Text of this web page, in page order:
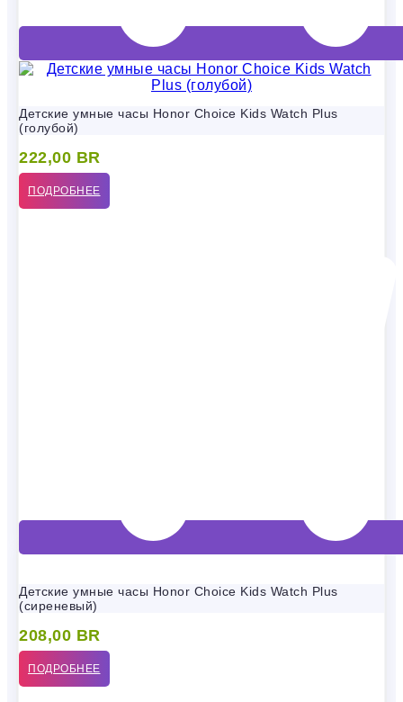
Детские умные часы Honor Choice Kids Watch Plus
(голубой)
222,00 BR
ПОДРОБНЕЕ
Детские умные часы Honor Choice Kids Watch Plus
(сиреневый)
208,00 BR
ПОДРОБНЕЕ